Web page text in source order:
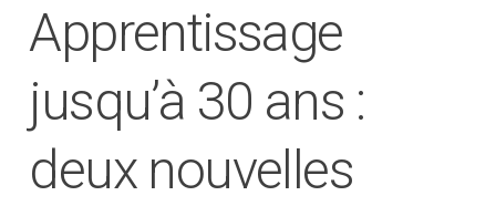
Apprentissage
jusqu’à 30 ans :
deux nouvelles